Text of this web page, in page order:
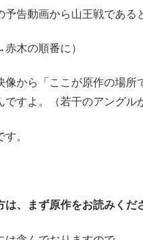
告動画から山王戦である
木の順番に）
像から「ここが原作の場
すよ。（若干のアングル
。
、まず原作をお読みくだ